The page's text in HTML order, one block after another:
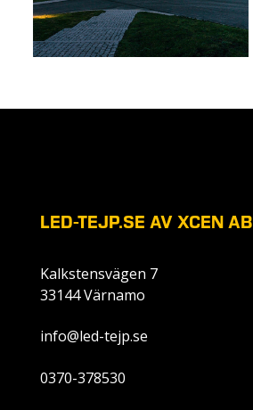
LED-TEJP.SE AV XCEN AB
Kalkstensvägen 7
33144 Värnamo
info@led-tejp.se
0370-378530